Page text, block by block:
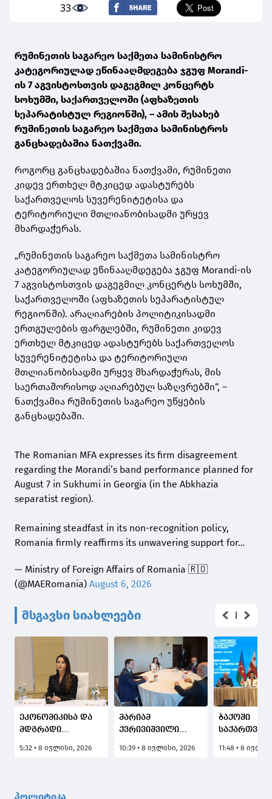
33
რუმინეთის საგარეო საქმეთა სამინისტრო
კატეგორიულად ეწინააღმდეგება ჯგუფ Morandi-
ის 7 აგვისტოსთვის დაგეგმილ კონცერტს
სოხუმში, საქართველოში (აფხაზეთის
სეპარატისტულ რეგიონში), – ამის შესახებ
რუმინეთის საგარეო საქმეთა სამინისტროს
განცხადებაშია ნათქვამი.
როგორც განცხადებაშია ნათქვამი, რუმინეთი
კიდევ ერთხელ მტკიცედ ადასტურებს
საქართველოს სუვერენიტეტისა და
ტერიტორიული მთლიანობისადმი ურყევ
მხარდაჭერას.
„რუმინეთის საგარეო საქმეთა სამინისტრო
კატეგორიულად ეწინააღმდეგება ჯგუფ Morandi-ის
7 აგვისტოსთვის დაგეგმილ კონცერტს სოხუმში,
საქართველოში (აფხაზეთის სეპარატისტულ
რეგიონში). არაღიარების პოლიტიკისადმი
ერთგულების ფარგლებში, რუმინეთი კიდევ
ერთხელ მტკიცედ ადასტურებს საქართველოს
სუვერენიტეტისა და ტერიტორიული
მთლიანობისადმი ურყევ მხარდაჭერას, მის
საერთაშორისოდ აღიარებულ საზღვრებში“, –
ნათქვამია რუმინეთის საგარეო უწყების
განცხადებაში.
The Romanian MFA expresses its firm disagreement
regarding the Morandi’s band performance planned for
August 7 in Sukhumi in Georgia (in the Abkhazia
separatist region).
Remaining steadfast in its non-recognition policy,
Romania firmly reaffirms its unwavering support for…
— Ministry of Foreign Affairs of Romania 🇷🇴
(@MAERomania) August 6, 2026
მსგავსი სიახლეები
ეკონომიკისა და
მდგრადი
მინისტრი მარიამ
5:32 • 8 ივლისი, 2026
მარიამ
ქვრივიშვილი
ენერგეტიკის
10:39 • 8 ივლისი, 2026
ბაქოში
11:48 • 8
პოლიტიკა